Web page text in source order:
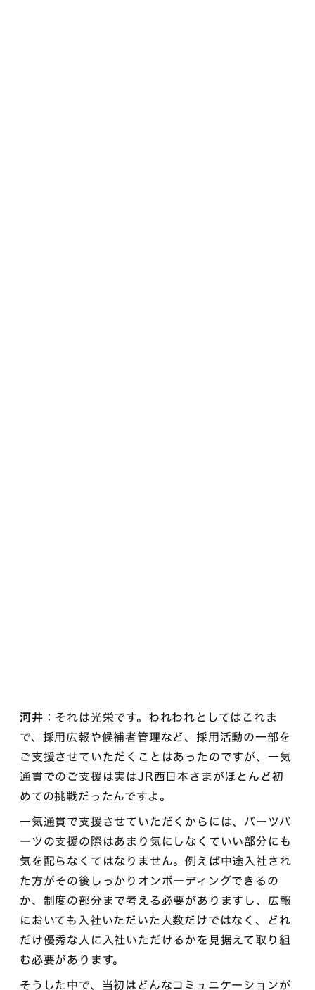
河井 ：それは光栄です。われわれとしてはこれま
で、採用広報や候補者管理など、採用活動の一部を
ご支援させていただくことはあったのですが、一気
通貫でのご支援は実はJR西日本さまがほとんど初
めての挑戦だったんですよ。
一気通貫で支援させていただくからには、パーツパ
ーツの支援の際はあまり気にしなくていい部分にも
気を配らなくてはなりません。例えば中途入社され
た方がその後しっかりオンボーディングできるの
か、制度の部分まで考える必要がありますし、広報
においても入社いただいた人数だけではなく、どれ
だけ優秀な人に入社いただけるかを見据えて取り組
む必要があります。
そうした中で、当初はどんなコミュニケーションが